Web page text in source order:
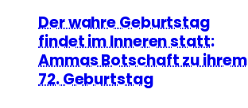
Der wahre Geburtstag
findet im Inneren statt:
Ammas Botschaft zu ihrem
72. Geburtstag